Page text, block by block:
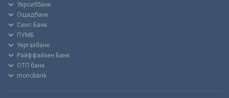
Укрсиббанк
Ощадбанк
Сенс Банк
ПУМБ
Укргазбанк
Райффайзен Банк
ОТП банк
monobank